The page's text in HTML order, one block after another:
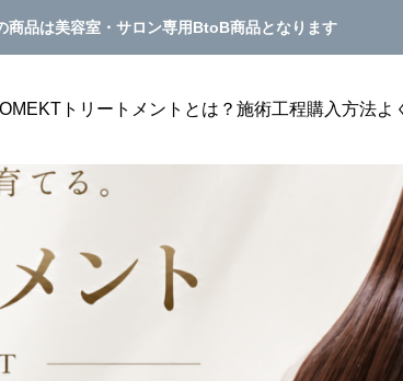
商品は美容室・サロン専用BtoB商品となります
KTトリートメントとは？ 施術工程購入方法よ